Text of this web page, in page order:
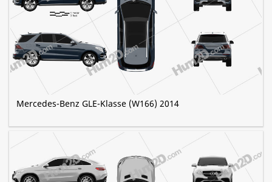
Mercedes-Benz GLE-Klasse (W166) 2014